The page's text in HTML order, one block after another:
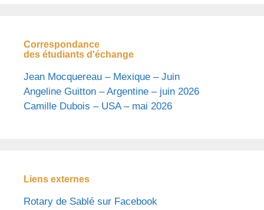
Correspondance
des étudiants d'échange
Jean Mocquereau – Mexique – Juin
Angeline Guitton – Argentine – juin 2026
Camille Dubois – USA – mai 2026
Liens externes
Rotary de Sablé sur Facebook